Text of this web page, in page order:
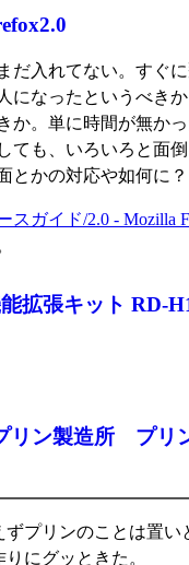
だ入れてない。すぐに
になったというべき
か。単に時間が無か
ても、いろいろと面
とかの対応や如何に？
スガイド/2.0 - Mozilla
拡張キット RD-
リン製造所 プリ
ずプリンのことは置い
にグッときた。